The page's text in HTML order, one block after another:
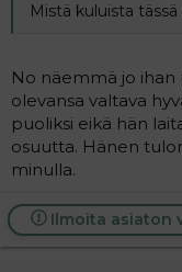
Mistä kuluista
No näemmä jo ihan
olevansa valtava
puoliksi eikä hän
osuutta. Hänen
minulla.
Ilmoita asiaton